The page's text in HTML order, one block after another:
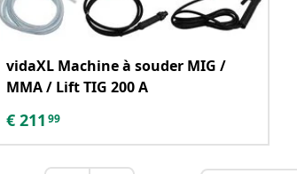
vidaXL Machine à souder MIG /
MMA / Lift TIG 200 A
€ 211 99